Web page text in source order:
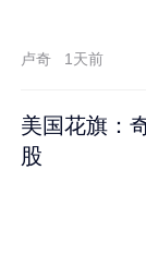
卢奇 1天前
美国花旗：
股